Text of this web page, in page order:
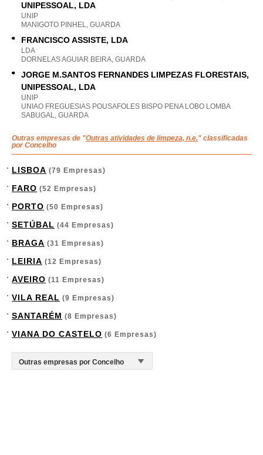
UNIPESSOAL, LDA
UNIP
MANIGOTO PINHEL, GUARDA
FRANCISCO ASSISTE, LDA
LDA
DORNELAS AGUIAR BEIRA, GUARDA
JORGE M.SANTOS FERNANDES LIMPEZAS FLORESTAIS,
UNIPESSOAL, LDA
UNIP
UNIAO FREGUESIAS POUSAFOLES BISPO PENA LOBO LOMBA
SABUGAL, GUARDA
Outras empresas de "Outras atividades de limpeza, n.e." classificadas
por Concelho
LISBOA (79 Empresas)
FARO (52 Empresas)
PORTO (50 Empresas)
SETÚBAL (44 Empresas)
BRAGA (31 Empresas)
LEIRIA (12 Empresas)
AVEIRO (11 Empresas)
VILA REAL (9 Empresas)
SANTARÉM (8 Empresas)
VIANA DO CASTELO (6 Empresas)